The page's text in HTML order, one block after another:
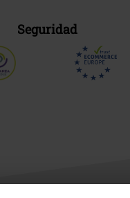
Seguridad